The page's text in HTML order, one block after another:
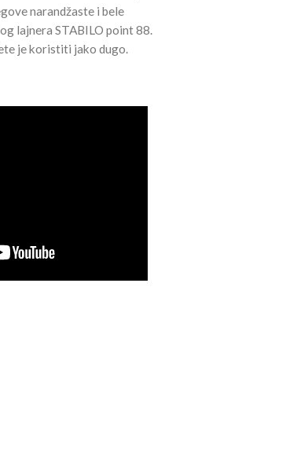
narandžaste i bele
lajnera STABILO point 88.
je koristiti jako dugo.